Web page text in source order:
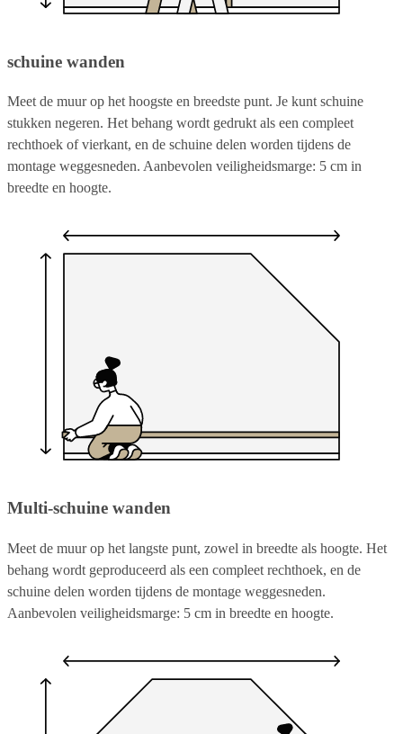
schuine wanden
Meet de muur op het hoogste en breedste punt. Je kunt schuine
stukken negeren. Het behang wordt gedrukt als een compleet
rechthoek of vierkant, en de schuine delen worden tijdens de
montage weggesneden. Aanbevolen veiligheidsmarge: 5 cm in
breedte en hoogte.
Multi-schuine wanden
Meet de muur op het langste punt, zowel in breedte als hoogte. Het
behang wordt geproduceerd als een compleet rechthoek, en de
schuine delen worden tijdens de montage weggesneden.
Aanbevolen veiligheidsmarge: 5 cm in breedte en hoogte.